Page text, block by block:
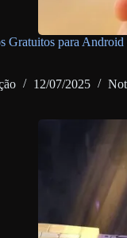
Gratuitos para Android
12/07/2025